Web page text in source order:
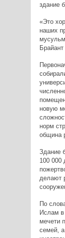
здание
«Это
наших
новую
норм
община
Здание
100 000
делают
По
Ислам в
мечети
семей,